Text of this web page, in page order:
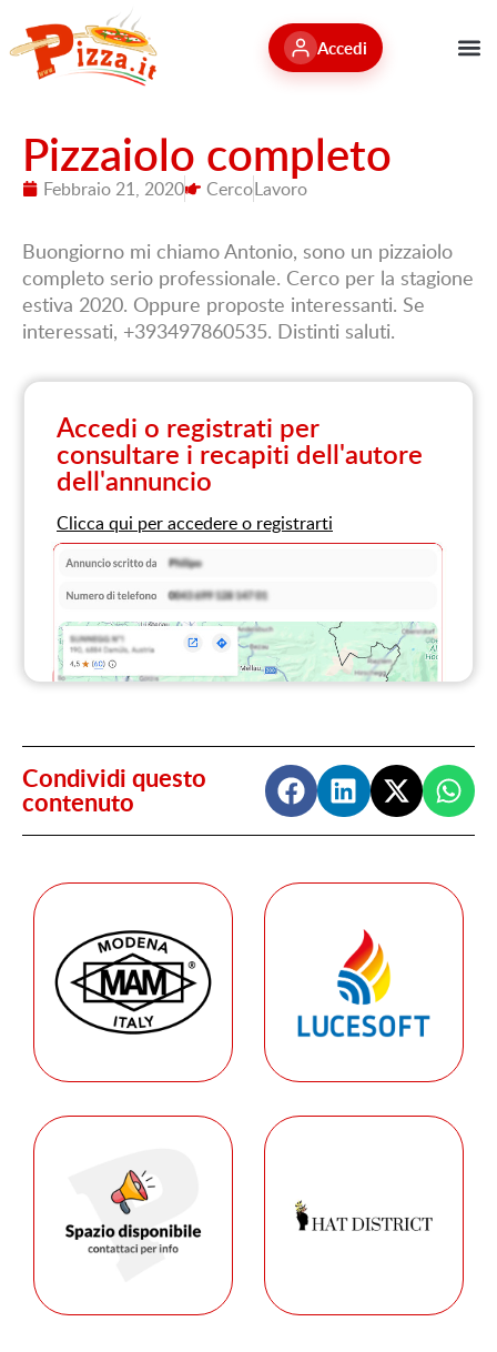
Accedi
Pizzaiolo completo
Febbraio 21, 2020 CercoLavoro
Buongiorno mi chiamo Antonio, sono un pizzaiolo
completo serio professionale. Cerco per la stagione
estiva 2020. Oppure proposte interessanti. Se
interessati, +393497860535. Distinti saluti.
Accedi o registrati per
consultare i recapiti dell'autore
dell'annuncio
Clicca qui per accedere o registrarti
Condividi questo
contenuto